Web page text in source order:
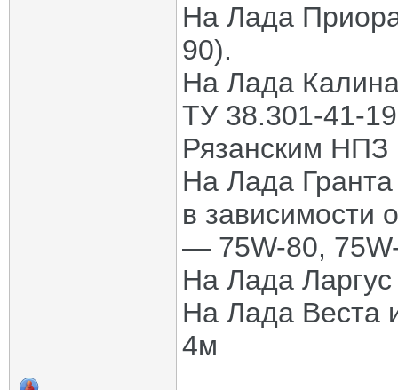
На Лада
90).
На Лада
ТУ 38.301-41-
Рязанским
На Лада
в зависимости
— 75W-80,
На Лада
На Лада Веста
4м